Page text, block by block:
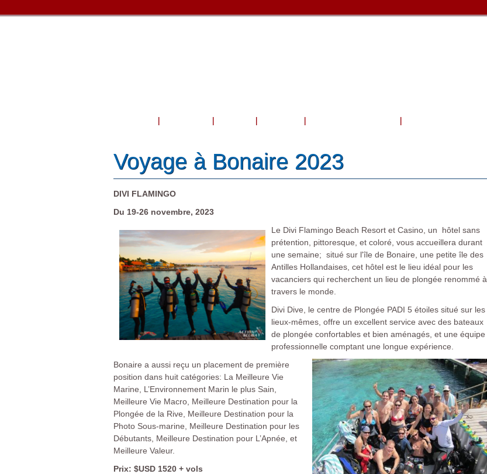
Voyage à Bonaire 2023
DIVI FLAMINGO
Du 19-26 novembre, 2023
Le Divi Flamingo Beach Resort et Casino, un hôtel sans
prétention, pittoresque, et coloré, vous accueillera durant
une semaine; situé sur l'île de Bonaire, une petite île des
Antilles Hollandaises, cet hôtel est le lieu idéal pour les
vacanciers qui recherchent un lieu de plongée renommé à
travers le monde.
Divi Dive, le centre de Plongée PADI 5 étoiles situé sur les
lieux-mêmes, offre un excellent service avec des bateaux
de plongée confortables et bien aménagés, et une équipe
professionnelle comptant une longue expérience.
Bonaire a aussi reçu un placement de première
position dans huit catégories: La Meilleure Vie
Marine, L’Environnement Marin le plus Sain,
Meilleure Vie Macro, Meilleure Destination pour la
Plongée de la Rive, Meilleure Destination pour la
Photo Sous-marine, Meilleure Destination pour les
Débutants, Meilleure Destination pour L’Apnée, et
Meilleure Valeur.
Prix: $USD 1520 + vols